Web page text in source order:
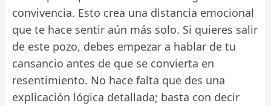
convivencia. Esto crea una distancia emocional
que te hace sentir aún más solo. Si quieres salir
de este pozo, debes empezar a hablar de tu
cansancio antes de que se convierta en
resentimiento. No hace falta que des una
explicación lógica detallada; basta con decir